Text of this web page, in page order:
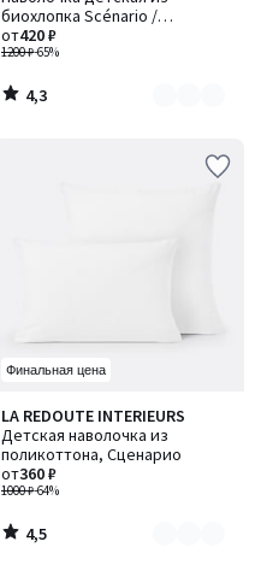
биохлопка Scénario /
Сценарио
1200 ₽-65%
от420 ₽
2
4,3
/
Финальная цена
LA REDOUTE INTERIEURS
Детская наволочка из
поликоттона, Сценарио
1000 ₽-64%
от360 ₽
4,5
/ 5
Количество
цветов:
6
4,5
/